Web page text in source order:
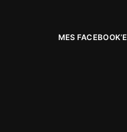
MES FACEBOOK’E